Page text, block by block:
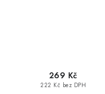
222 Kč bez DPH
269 Kč